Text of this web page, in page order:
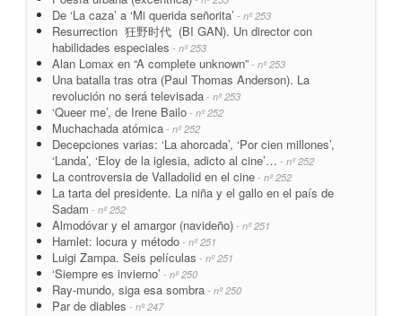
De ‘La caza’ a ‘Mi querida señorita’ - nº 253
Resurrection 狂野时代 (BI GAN). Un director con
habilidades especiales - nº 253
Alan Lomax en “A complete unknown” - nº 253
Una batalla tras otra (Paul Thomas Anderson). La
revolución no será televisada - nº 253
‘Queer me’, de Irene Bailo - nº 252
Muchachada atómica - nº 252
Decepciones varias: ‘La ahorcada’, ‘Por cien millones’,
‘Landa’, ‘Eloy de la iglesia, adicto al cine’… - nº 252
La controversia de Valladolid en el cine - nº 252
La tarta del presidente. La niña y el gallo en el país de
Sadam - nº 252
Almodóvar y el amargor (navideño) - nº 251
Hamlet: locura y método - nº 251
Luigi Zampa. Seis películas - nº 251
‘Siempre es invierno’ - nº 250
Ray-mundo, siga esa sombra - nº 250
Par de diables - nº 247